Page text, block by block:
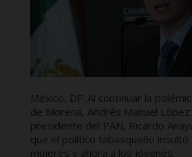
México, DF. Al continuar la
de Morena, Andrés Manuel
presidente del PAN, Ricardo
que el político tabasqueño insultó
mujeres y ahora a los jóvenes.